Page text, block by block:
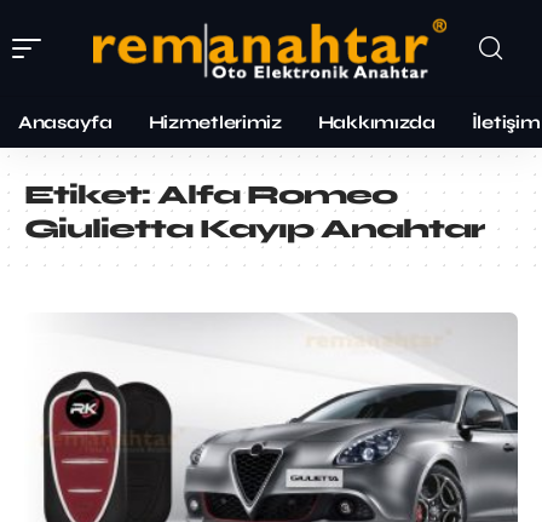
Anasayfa Hizmetlerimiz Hakkımızda İletişim
Etiket:Alfa Romeo
Giulietta Kayıp Anahtar